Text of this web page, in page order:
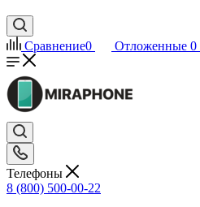
Сравнение0 Отложенные 0
Телефоны
8 (800) 500-00-22